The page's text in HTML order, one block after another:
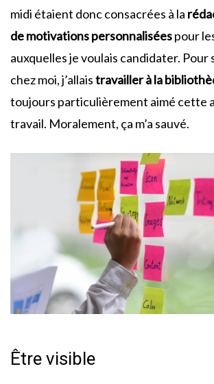
midi étaient donc consacrées à la
de motivations personnaliséespour
auxquelles je voulais candidater. Pour
chez moi, j’allaistravailler à la
toujours particulièrement aimé cette
travail. Moralement, ça m’a sauvé.
Être visible